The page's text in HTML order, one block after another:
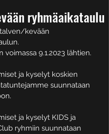
ryhmäaikataulu
kevään
voimassa 9.1.2023 lähtien.
ja kyselyt koskien
suunnataan
ja kyselyt KIDS ja
ryhmiin suunnataan